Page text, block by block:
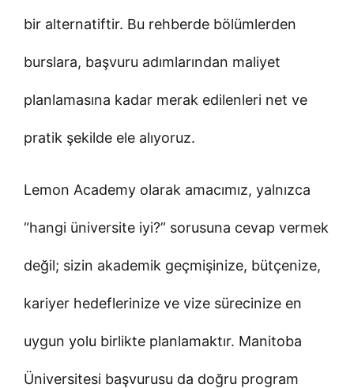
bir alternatiftir. Bu rehberde bölümlerden
burslara, başvuru adımlarından maliyet
planlamasına kadar merak edilenleri net ve
pratik şekilde ele alıyoruz.
Lemon Academy olarak amacımız, yalnızca
“hangi üniversite iyi?” sorusuna cevap vermek
değil; sizin akademik geçmişinize, bütçenize,
kariyer hedeflerinize ve vize sürecinize en
uygun yolu birlikte planlamaktır. Manitoba
Üniversitesi başvurusu da doğru program